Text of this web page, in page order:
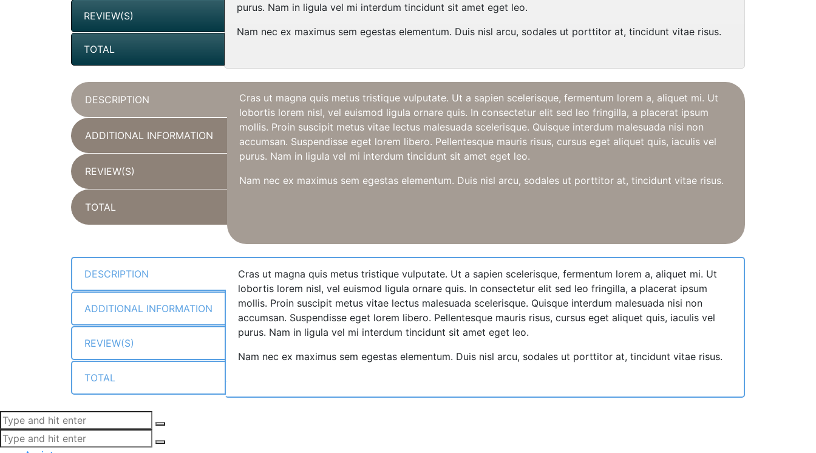
REVIEW(S)
TOTAL
purus. Nam in ligula vel mi interdum tincidunt sit amet eget leo.
Nam nec ex maximus sem egestas elementum. Duis nisl arcu, sodales ut porttitor at, tincidunt vitae risus.
DESCRIPTION
ADDITIONAL INFORMATION
REVIEW(S)
TOTAL
Cras ut magna quis metus tristique vulputate. Ut a sapien scelerisque, fermentum lorem a, aliquet mi. Ut
lobortis lorem nisl, vel euismod ligula ornare quis. In consectetur elit sed leo fringilla, a placerat ipsum
mollis. Proin suscipit metus vitae lectus malesuada scelerisque. Quisque interdum malesuada nisi non
accumsan. Suspendisse eget lorem libero. Pellentesque mauris risus, cursus eget aliquet quis, iaculis vel
purus. Nam in ligula vel mi interdum tincidunt sit amet eget leo.
Nam nec ex maximus sem egestas elementum. Duis nisl arcu, sodales ut porttitor at, tincidunt vitae risus.
DESCRIPTION
ADDITIONAL INFORMATION
REVIEW(S)
TOTAL
Cras ut magna quis metus tristique vulputate. Ut a sapien scelerisque, fermentum lorem a, aliquet mi. Ut
lobortis lorem nisl, vel euismod ligula ornare quis. In consectetur elit sed leo fringilla, a placerat ipsum
mollis. Proin suscipit metus vitae lectus malesuada scelerisque. Quisque interdum malesuada nisi non
accumsan. Suspendisse eget lorem libero. Pellentesque mauris risus, cursus eget aliquet quis, iaculis vel
purus. Nam in ligula vel mi interdum tincidunt sit amet eget leo.
Nam nec ex maximus sem egestas elementum. Duis nisl arcu, sodales ut porttitor at, tincidunt vitae risus.